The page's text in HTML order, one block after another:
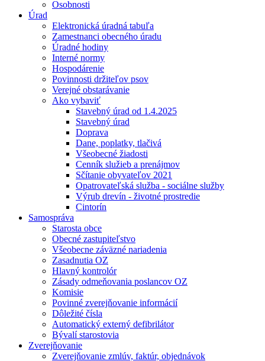
Osobnosti
Úrad
Elektronická úradná tabuľa
Zamestnanci obecného úradu
Úradné hodiny
Interné normy
Hospodárenie
Povinnosti držiteľov psov
Verejné obstarávanie
Ako vybaviť
Stavebný úrad od 1.4.2025
Stavebný úrad
Doprava
Dane, poplatky, tlačivá
Všeobecné žiadosti
Cenník služieb a prenájmov
Sčítanie obyvateľov 2021
Opatrovateľská služba - sociálne služby
Výrub drevín - životné prostredie
Cintorín
Samospráva
Starosta obce
Obecné zastupiteľstvo
Všeobecne záväzné nariadenia
Zasadnutia OZ
Hlavný kontrolór
Zásady odmeňovania poslancov OZ
Komisie
Povinné zverejňovanie informácií
Dôležité čísla
Automatický externý defibrilátor
Bývalí starostovia
Zverejňovanie
Zverejňovanie zmlúv, faktúr, objednávok